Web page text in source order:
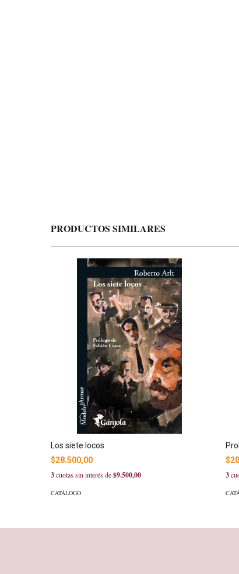
PRODUCTOS SIMILARES
Los siete locos
$28.500,00
3cuotas sin interés de$9.500,00
CATÁLOGO
3